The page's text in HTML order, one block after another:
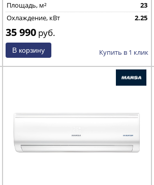
Площадь, м²
23
Охлаждение, кВт
2.25
35 990 руб.
Купить в 1 клик